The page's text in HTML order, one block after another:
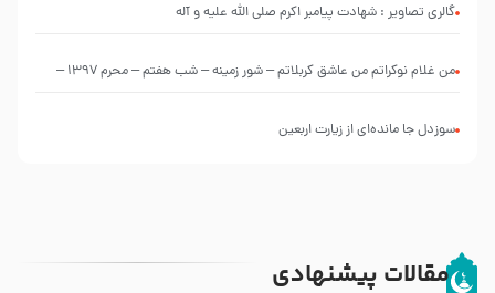
گالری تصاویر : شهادت پیامبر اکرم صلی الله علیه و آله
من غلام نوکراتم من عاشق کربلاتم – شور زمینه – شب هفتم – محرم 1397 –
سوزدل جا مانده‌ای از زیارت اربعین
مقالات پیشنهادی